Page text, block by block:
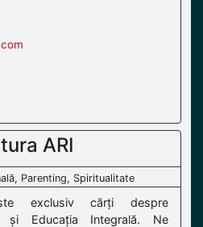
ARI
Parenting, Spiritualitate
exclusiv cărți despre
și Educația Integrală. Ne